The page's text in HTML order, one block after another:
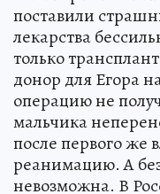
поставили
лекарства
только
донор для Егора
операцию не
мальчика
после первого же
реанимацию. А
невозможна. В